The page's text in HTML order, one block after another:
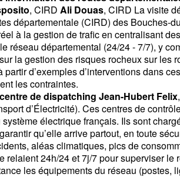
, CIRD Ali Douas, CIRD La visite
départementale (CIRD) des Bouches-
à la gestion de trafic en centralisant
réseau départemental (24/24 -7/7), y
la gestion des risques rocheux sur les
d’exemples d’interventions dans
les contraintes.
de dispatching Jean-Hubert Felix
d’Électricité). Ces centres de
électrique français. Ils sont
qu’elle arrive partout, en toute
aléas climatiques, pics de
relaient 24h/24 et 7j/7 pour superviser le
les équipements du réseau (postes,